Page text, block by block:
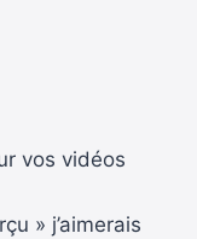
vos vidéos
» j’aimerais